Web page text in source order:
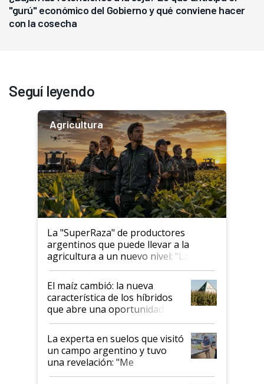
"gurú" económico del Gobierno y qué conviene hacer
con la cosecha
Seguí leyendo
Agricultura
La "SuperRaza" de productores
argentinos que puede llevar a la
agricultura a un nuevo nivel: "Las
posibilidades de crecimiento son
infinitas"
El maíz cambió: la nueva
característica de los híbridos
que abre una oportunidad en
el lote
La experta en suelos que visitó
un campo argentino y tuvo
una revelación: "Me
impresionó mucho"